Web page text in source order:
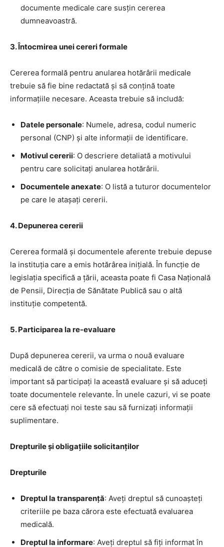
documente medicale care susțin cererea
dumneavoastră.
3. Întocmirea unei cereri formale
Cererea formală pentru anularea hotărârii medicale
trebuie să fie bine redactată și să conțină toate
informațiile necesare. Aceasta trebuie să includă:
Datele personale: Numele, adresa, codul numeric
personal (CNP) și alte informații de identificare.
Motivul cererii: O descriere detaliată a motivului
pentru care solicitați anularea hotărârii.
Documentele anexate: O listă a tuturor documentelor
pe care le atașați cererii.
4. Depunerea cererii
Cererea formală și documentele aferente trebuie depuse
la instituția care a emis hotărârea inițială. În funcție de
legislația specifică a țării, aceasta poate fi Casa Națională
de Pensii, Direcția de Sănătate Publică sau o altă
instituție competentă.
5. Participarea la re-evaluare
După depunerea cererii, va urma o nouă evaluare
medicală de către o comisie de specialitate. Este
important să participați la această evaluare și să aduceți
toate documentele relevante. În unele cazuri, vi se poate
cere să efectuați noi teste sau să furnizați informații
suplimentare.
Drepturile și obligațiile solicitanților
Drepturile
Dreptul la transparență: Aveți dreptul să cunoașteți
criteriile pe baza cărora este efectuată evaluarea
medicală.
Dreptul la informare: Aveți dreptul să fiți informat în